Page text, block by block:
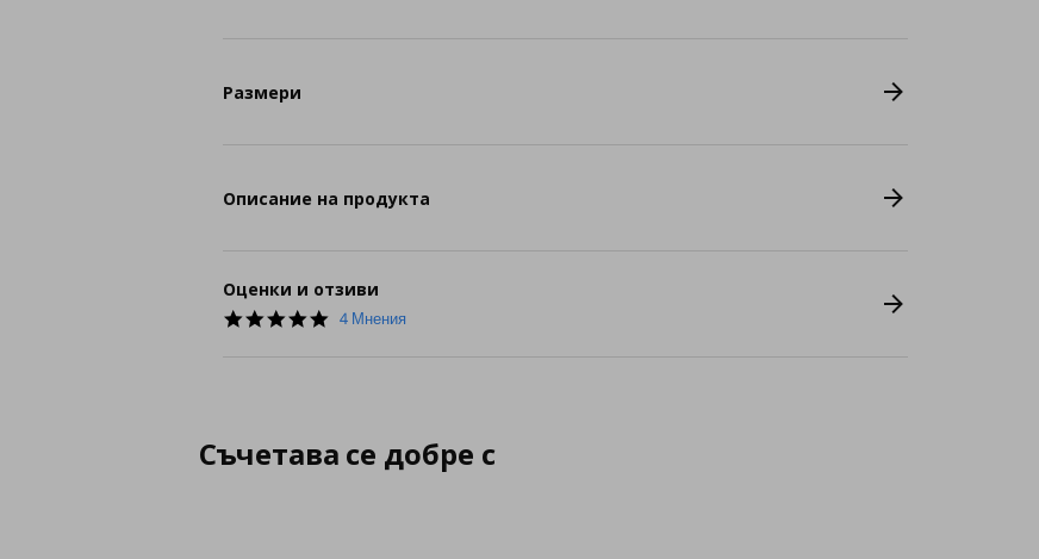
Размери
Описание на продукта
Оценки и отзиви
5.0
4 Мнения
Съчетава се добре с